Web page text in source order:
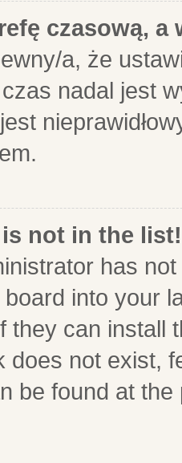
czasową,
a, że
czas nadal jest
not in the list!
has
into your
they can install
does not exist,
be found at